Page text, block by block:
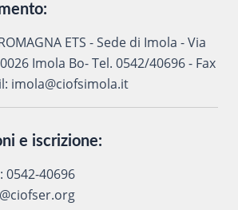
ETS - Sede di Imola - Via
Imola Bo- Tel. 0542/40696 - Fax
imola@ciofsimola.it
e iscrizione:
40696